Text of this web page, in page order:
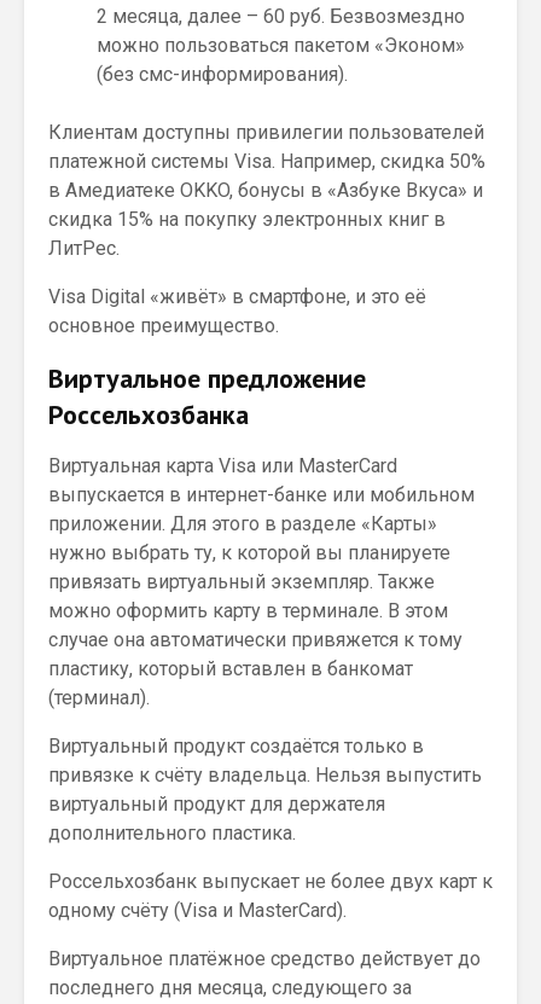
2 месяца, далее – 60 руб. Безвозмездно
можно пользоваться пакетом «Эконом»
(без смс-информирования).
Клиентам доступны привилегии пользователей
платежной системы Visa. Например, скидка 50%
в Амедиатеке OKKO, бонусы в «Азбуке Вкуса» и
скидка 15% на покупку электронных книг в
ЛитРес.
Visa Digital «живёт» в смартфоне, и это её
основное преимущество.
Виртуальное предложение
Россельхозбанка
Виртуальная карта Visa или MasterCard
выпускается в интернет-банке или мобильном
приложении. Для этого в разделе «Карты»
нужно выбрать ту, к которой вы планируете
привязать виртуальный экземпляр. Также
можно оформить карту в терминале. В этом
случае она автоматически привяжется к тому
пластику, который вставлен в банкомат
(терминал).
Виртуальный продукт создаётся только в
привязке к счёту владельца. Нельзя выпустить
виртуальный продукт для держателя
дополнительного пластика.
Россельхозбанк выпускает не более двух карт к
одному счёту (Visa и MasterCard).
Виртуальное платёжное средство действует до
последнего дня месяца, следующего за